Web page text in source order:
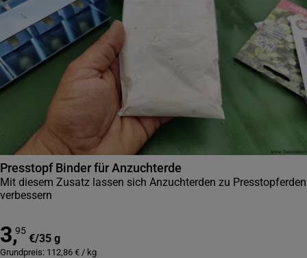
Presstopf Binder für Anzuchterde
Mit diesem Zusatz lassen sich Anzuchterden zu Presstopferden
verbessern
3,95
€/35 g
Grundpreis: 112,86 € / kg